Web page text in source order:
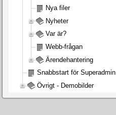
Nya filer
Nyheter
Var är?
Webb-frågan
Ärendehantering
Snabbstart för Superadmin
Övrigt - Demobilder